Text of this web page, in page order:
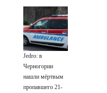
снимки NASA
Наговицыной с
семитысячника
Jedro: в
Черногории
нашли мёртвым
пропавшего 21-